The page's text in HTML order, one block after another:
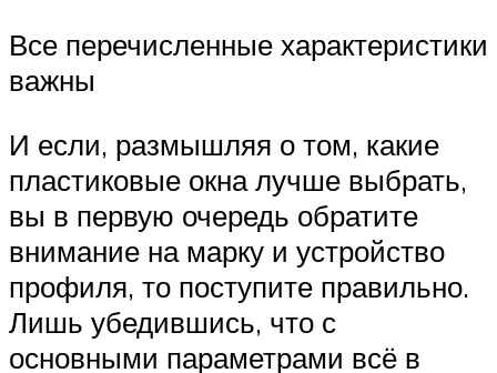
Все перечисленные характеристики
важны
И если, размышляя о том, какие
пластиковые окна лучше выбрать,
вы в первую очередь обратите
внимание на марку и устройство
профиля, то поступите правильно.
Лишь убедившись, что с
основными параметрами всё в